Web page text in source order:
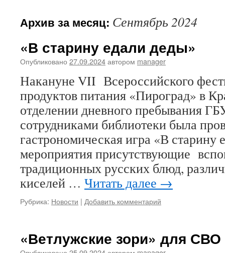
Архив за месяц: Сентябрь 2024
«В старину едали деды»
Опубликовано 27.09.2024автором manager
Накануне VII Всероссийского
продуктов питания «Пироград» в
отделении дневного пребывания
сотрудниками библиотеки была
гастрономическая игра «В старину
мероприятия присутствующие
традиционных русских блюд,
киселей … Читать далее →
Рубрика: Новости | Добавить комментарий
«Ветлужские зори» для СВО